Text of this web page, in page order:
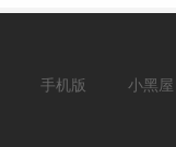
手机版 小黑屋